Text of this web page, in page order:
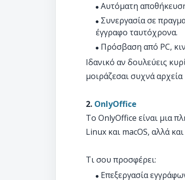
Αυτόματη
Συνεργασία σε
έγγραφο ταυτόχρονα.
Πρόσβαση από PC,
Ιδανικό αν δουλεύεις
μοιράζεσαι συχνά
2. OnlyOffice
Το OnlyOffice είναι μια
Linux και macOS, αλλά
Τι σου προσφέρει:
Επεξεργασία